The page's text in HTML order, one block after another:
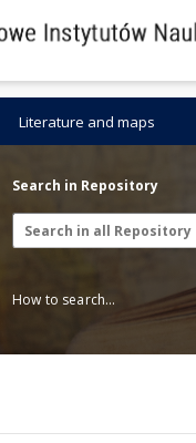
Literature and maps
Search in Repository
How to search...